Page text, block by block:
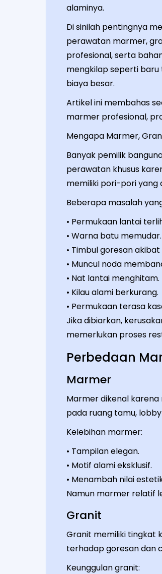
alaminya.
Di sinilah pentingnya
perawatan marmer,
profesional, serta
mengkilap seperti
biaya besar.
Artikel ini membahas
marmer profesional,
Mengapa Marmer,
Banyak pemilik
perawatan khusus
memiliki pori-pori yang
Beberapa masalah
• Permukaan lantai
• Warna batu memudar.
• Timbul goresan
• Muncul noda
• Nat lantai menghitam.
• Kilau alami berkurang.
• Permukaan terasa
Jika dibiarkan,
memerlukan proses
Perbedaan
Marmer
Marmer dikenal karena
pada ruang tamu,
Kelebihan marmer:
• Tampilan elegan.
• Motif alami eksklusif.
• Menambah nilai
Namun marmer relatif
Granit
Granit memiliki tingkat
terhadap goresan dan
Keunggulan granit: